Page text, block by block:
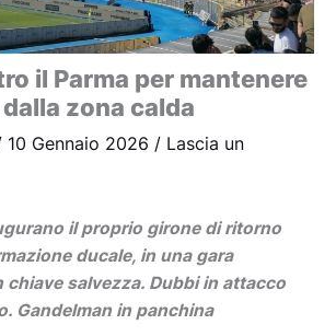
il Parma per mantenere
zona calda
10 Gennaio 2026 / Lascia un
il proprio girone di ritorno
ducale, in una gara
chiave salvezza. Dubbi in attacco
Gandelman in panchina